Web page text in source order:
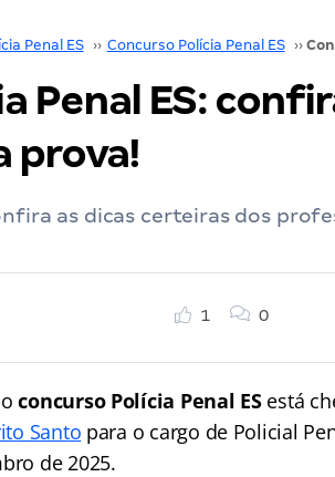
Penal ES ›› Concurso Polícia Penal ES ››
Penal ES:
prova!
as dicas certeiras dos
1 0
concurso Polícia Penal ESestá
Santo para o cargo de Policial
de 2025.